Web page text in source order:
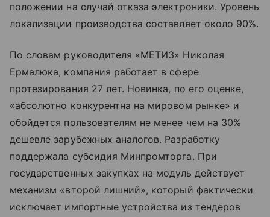
положении на случай отказа электроники. Уровень
локализации производства составляет около 90%.
По словам руководителя «МЕТИЗ» Николая
Ермалюка, компания работает в сфере
протезирования 27 лет. Новинка, по его оценке,
«абсолютно конкурентна на мировом рынке» и
обойдется пользователям не менее чем на 30%
дешевле зарубежных аналогов. Разработку
поддержала субсидия Минпромторга. При
государственных закупках на модуль действует
механизм «второй лишний», который фактически
исключает импортные устройства из тендеров